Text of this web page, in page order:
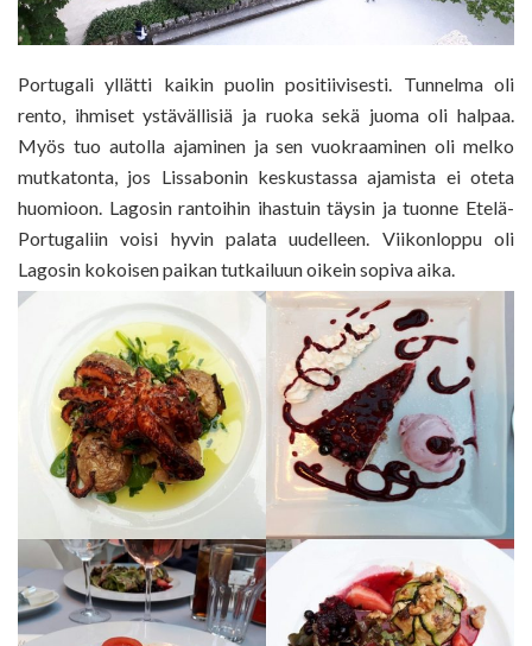
Portugali yllätti kaikin puolin positiivisesti. Tunnelma oli
rento, ihmiset ystävällisiä ja ruoka sekä juoma oli halpaa.
Myös tuo autolla ajaminen ja sen vuokraaminen oli melko
mutkatonta, jos Lissabonin keskustassa ajamista ei oteta
huomioon. Lagosin rantoihin ihastuin täysin ja tuonne Etelä-
Portugaliin voisi hyvin palata uudelleen. Viikonloppu oli
Lagosin kokoisen paikan tutkailuun oikein sopiva aika.